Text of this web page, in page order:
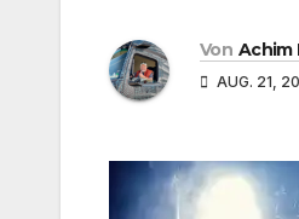
Von Achim
AUG. 21,